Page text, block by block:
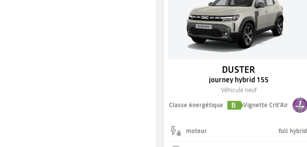
DUSTER
journey hybrid 155
Véhicule neuf
Classe énergétique
B Vignette Crit'Air
moteur full hybrid